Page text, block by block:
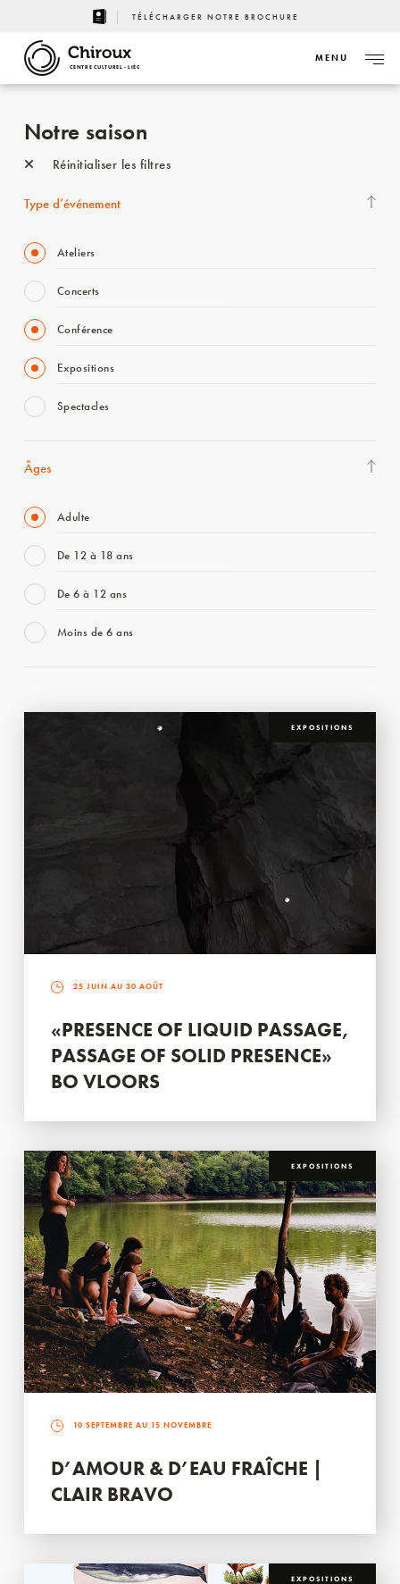
TÉLÉCHARGER NOTRE BROCHURE
CENTRE CULTUREL - LIÈGE
MENU
Notre saison
Réinitialiser les filtres
Type d’événement
Ateliers
Concerts
Conférence
Expositions
Spectacles
Âges
Adulte
De 12 à 18 ans
De 6 à 12 ans
Moins de 6 ans
EXPOSITIONS
25 JUIN AU 30 AOÛT
«PRESENCE OF LIQUID PASSAGE,
PASSAGE OF SOLID PRESENCE»
BO VLOORS
EXPOSITIONS
10 SEPTEMBRE AU 15 NOVEMBRE
D’AMOUR & D’EAU FRAÎCHE |
CLAIR BRAVO
EXPOSITIONS